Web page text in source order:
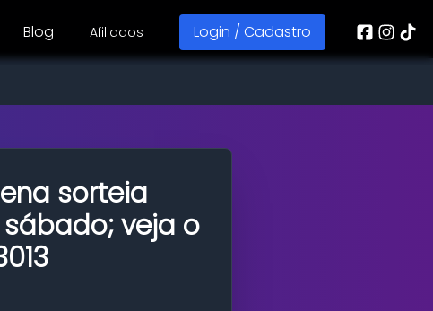
Blog Afiliados Login / Cadastro
sorteia
veja o